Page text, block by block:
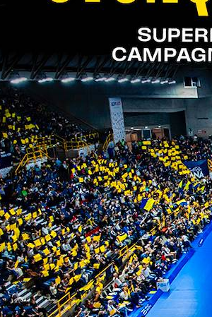
parziale partono forte le
non ci stanno e lottano su
anche la buona prova
Verona Volley - Attiva 0-3
giornata di campionato,
grandi ed esperti avversari
l'occasione ha dovuto
Mai.
Volley U13M-Verona Volley
vs Dual Mgr 3-0 (15-08; 15-12;
vs Dual Mgr 3-0 (15-04; 15-03;
in campo per i concentramenti